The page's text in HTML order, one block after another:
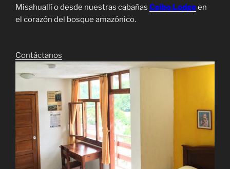
Misahuallí o desde nuestras cabañas Ceibo Lodgeen
el corazón del bosque amazónico.
Contáctanos